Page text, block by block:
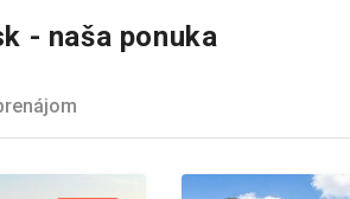
- naša ponuka